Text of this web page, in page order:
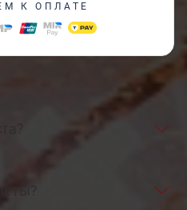
К ОПЛАТЕ